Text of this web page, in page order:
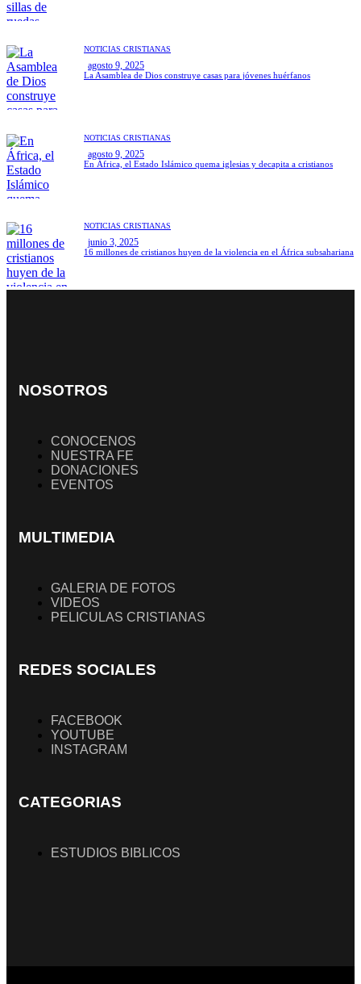
NOTICIAS CRISTIANAS
agosto 9, 2025
La Asamblea de Dios construye casas para jóvenes huérfanos
NOTICIAS CRISTIANAS
agosto 9, 2025
En África, el Estado Islámico quema iglesias y decapita a cristianos
NOTICIAS CRISTIANAS
junio 3, 2025
16 millones de cristianos huyen de la violencia en el África subsahariana
NOSOTROS
CONOCENOS
NUESTRA FE
DONACIONES
EVENTOS
MULTIMEDIA
GALERIA DE FOTOS
VIDEOS
PELICULAS CRISTIANAS
REDES SOCIALES
FACEBOOK
YOUTUBE
INSTAGRAM
CATEGORIAS
ESTUDIOS BIBLICOS